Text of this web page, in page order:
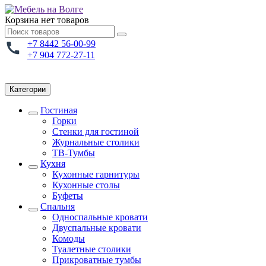
Корзина нет товаров
+7 8442 56-00-99
+7 904 772-27-11
Категории
Гостиная
Горки
Стенки для гостиной
Журнальные столики
TВ-Тумбы
Кухня
Кухонные гарнитуры
Кухонные столы
Буфеты
Спальня
Односпальные кровати
Двуспальные кровати
Комоды
Туалетные столики
Прикроватные тумбы